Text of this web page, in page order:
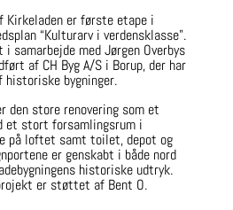
Kirkeladen er første etape i
“Kulturarv i verdensklasse”.
samarbejde med Jørgen Overbys
af CH Byg A/S i Borup, der har
historiske bygninger.
den store renovering som et
et stort forsamlingsrum i
på loftet samt toilet, depot og
er genskabt i både nord
historiske udtryk.
er støttet af Bent O.